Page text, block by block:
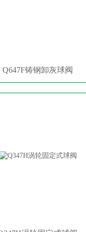
Q647F铸钢卸灰球阀